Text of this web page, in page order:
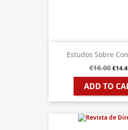
Estudos Sobre
€16.00
ADD TO